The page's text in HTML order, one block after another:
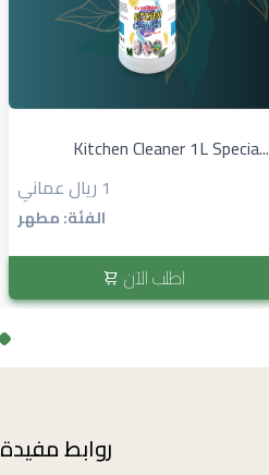
Kitchen Cleaner 1L Specia...
1 ريال عماني
الفئة: مطهر
اطلب الآن
روابط مفيدة